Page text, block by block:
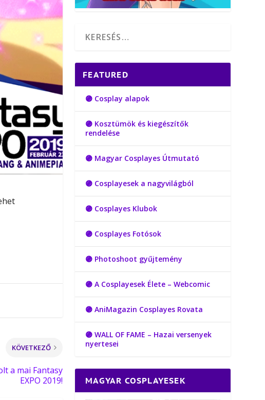
KÖVETKEZŐ
a mai Fantasy
EXPO 2019!
FEATURED
🟣 Cosplay alapok
🟣 Kosztümök és kiegészítők
rendelése
🟣 Magyar Cosplayes Útmutató
🟣 Cosplayesek a nagyvilágból
🟣 Cosplayes Klubok
🟣 Cosplayes Fotósok
🟣 Photoshoot gyűjtemény
🟣 A Cosplayesek Élete – Webcomic
🟣 AniMagazin Cosplayes Rovata
🟣 WALL OF FAME – Hazai versenyek
nyertesei
MAGYAR COSPLAYESEK